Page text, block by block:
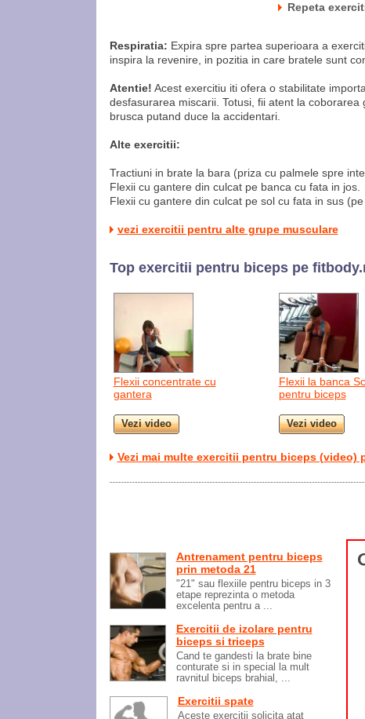
Repeta
Respiratia: Expira spre partea superioara a
inspira la revenire, in pozitia in care bratele sunt
Atentie! Acest exercitiu iti ofera o stabilitate
desfasurarea miscarii. Totusi, fii atent la
brusca putand duce la accidentari.
Alte exercitii:
Tractiuni in brate la bara (priza cu palmele spre
Flexii cu gantere din culcat pe banca cu fata in jos.
Flexii cu gantere din culcat pe sol cu fata in sus (pe
vezi exercitii pentru alte grupe musculare
Top exercitii pentru biceps pe
Flexii concentrate cu
gantera
Flexii la banca
pentru biceps
Vezi mai multe exercitii pentru biceps (video)
Antrenament pentru biceps
prin metoda 21
"21" sau flexiile pentru biceps in 3
etape reprezinta o metoda
excelenta pentru a ...
Exercitii de izolare pentru
biceps si triceps
Cand te gandesti la brate bine
conturate si in special la mult
ravnitul biceps brahial, ...
Exercitii spate
Aceste exercitii solicita atat